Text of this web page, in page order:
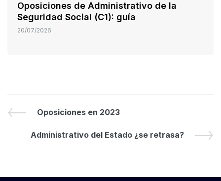
Oposiciones de Administrativo de la
Seguridad Social (C1): guía
20/07/2026
Oposiciones en 2023
Administrativo del Estado ¿se retrasa?